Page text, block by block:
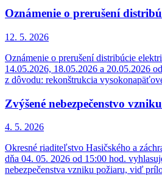
Oznámenie o prerušení
12. 5. 2026
Oznámenie o prerušení distribúcie
14.05.2026, 18.05.2026 a 20.05.2026
z dôvodu: rekonštrukcia
Zvýšené nebezpečenstvo
4. 5. 2026
Okresné riaditeľstvo Hasičského a
dňa 04. 05. 2026 od 15:00 hod.
nebezpečenstva vzniku požiaru, viď